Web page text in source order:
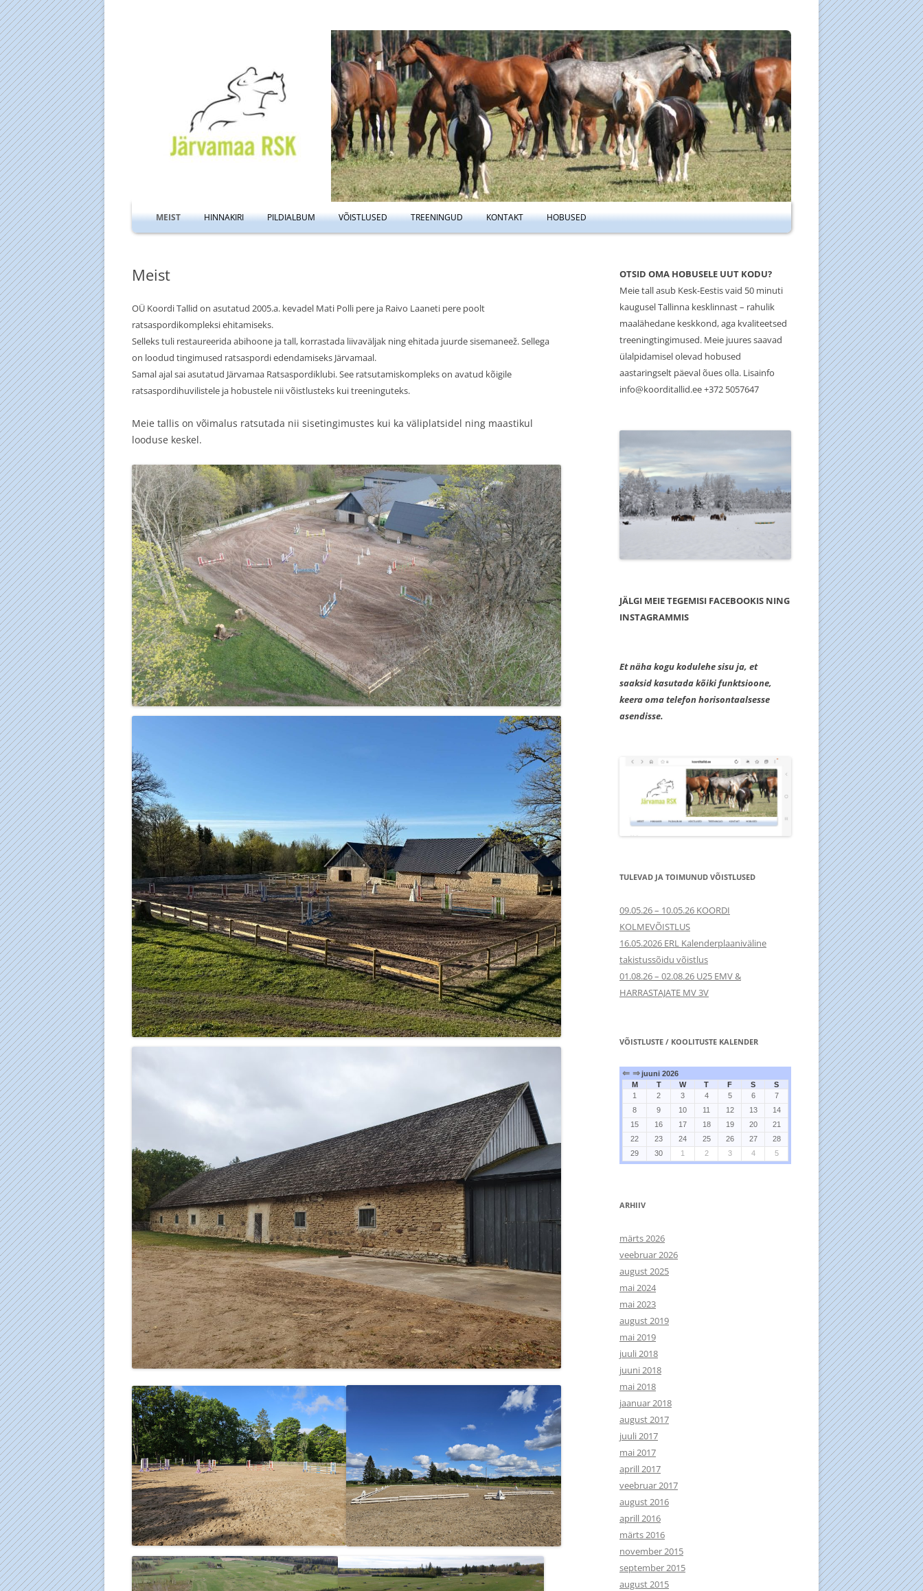
Liigu
MEIST HINNAKIRI PILDIALBUM
MANEEŽI AVAMINE
TALVINE PONIKARIKAS IV ETAPP
08.04.07
REBASEJAHT
VÕISTLUSED TREENINGUD KONTAKT HOBUSED
Meist
OÜ Koordi Tallid on asutatud 2005.a. kevadel Mati Polli pere ja Raivo Laaneti pere poolt
ratsaspordikompleksi ehitamiseks.
Selleks tuli restaureerida abihoone ja tall, korrastada liivaväljak ning ehitada juurde sisemaneež. Sellega
on loodud tingimused ratsaspordi edendamiseks Järvamaal.
Samal ajal sai asutatud Järvamaa Ratsaspordiklubi. See ratsutamiskompleks on avatud kõigile
ratsaspordihuvilistele ja hobustele nii võistlusteks kui treeninguteks.
Meie tallis on võimalus ratsutada nii sisetingimustes kui ka väliplatsidel ning maastikul
looduse keskel.
OTSID OMA HOBUSELE UUT KODU?
Meie tall asub Kesk-Eestis vaid 50 minuti
kaugusel Tallinna kesklinnast – rahulik
maalähedane keskkond, aga kvaliteetsed
treeningtingimused. Meie juures saavad
ülalpidamisel olevad hobused
aastaringselt päeval õues olla. Lisainfo
info@koorditallid.ee +372 5057647
JÄLGI MEIE TEGEMISI FACEBOOKIS NING
INSTAGRAMMIS
Et näha kogu kodulehe sisu ja, et
saaksid kasutada kõiki funktsioone,
keera oma telefon horisontaalsesse
asendisse.
TULEVAD JA TOIMUNUD VÕISTLUSED
09.05.26 – 10.05.26 KOORDI
KOLMEVÕISTLUS
16.05.2026 ERL Kalenderplaaniväline
takistussõidu võistlus
01.08.26 – 02.08.26 U25 EMV &
HARRASTAJATE MV 3V
VÕISTLUSTE / KOOLITUSTE KALENDER
⇐ ⇒ juuni 2026
M
T W T F S
S
1
2 3 4 5 6
7
8
9 10 11 12 13
14
15
16 17 18 19 20
21
22
23 24 25 26 27
28
29
30 1 2 3 4 5
ARHIIV
märts 2026
veebruar 2026
august 2025
mai 2024
mai 2023
august 2019
mai 2019
juuli 2018
juuni 2018
mai 2018
jaanuar 2018
august 2017
juuli 2017
mai 2017
aprill 2017
veebruar 2017
august 2016
aprill 2016
märts 2016
november 2015
september 2015
august 2015